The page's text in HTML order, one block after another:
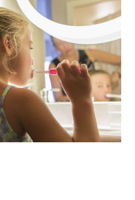
PARA PROFESIONALES
DÓNDE COMPRAR
UY (ES)